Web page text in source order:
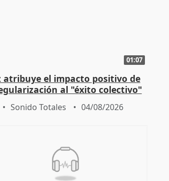
01:07
atribuye el impacto positivo de
al "éxito colectivo"
Sonido Totales 04/08/2026